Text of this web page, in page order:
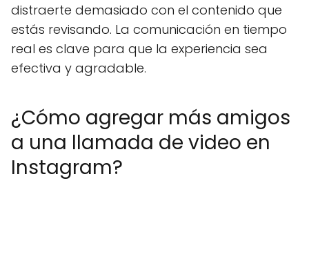
distraerte demasiado con el contenido que
estás revisando. La comunicación en tiempo
real es clave para que la experiencia sea
efectiva y agradable.
¿Cómo agregar más amigos
a una llamada de video en
Instagram?